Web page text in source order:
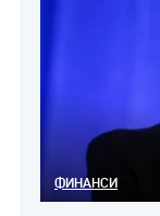
ФИНАНСИ